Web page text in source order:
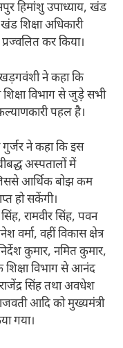
हिमांशु उपाध्याय, खंड
शिक्षा अधिकारी
कर किया।
खड़गवंशी ने कहा कि
विभाग से जुड़े सभी
पहल है।
ने कहा कि इस
अस्पतालों में
आर्थिक बोझ कम
हो सकेंगी।
रामवीर सिंह, पवन
वर्मा, वहीं विकास क्षेत्र
कुमार, नमित कुमार,
शिक्षा विभाग से आनंद
सिंह तथा अवधेश
आदि को मुख्यमंत्री
गया।